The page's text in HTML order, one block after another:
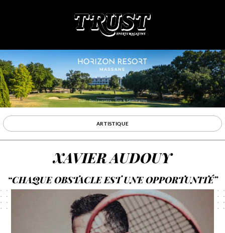
ARTISTIQUE
XAVIER AUDOUY
“CHAQUE OBSTACLE EST UNE OPPORTUNITÉ”